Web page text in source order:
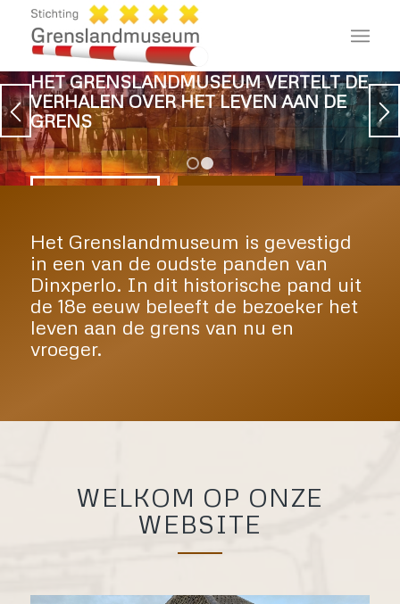
HET GRENSLANDMUSEUM VERTELT DE
VERHALEN OVER HET LEVEN AAN DE
GRENS
1 2
Het Grenslandmuseum is gevestigd
in een van de oudste panden van
Dinxperlo. In dit historische pand uit
de 18e eeuw beleeft de bezoeker het
leven aan de grens van nu en
vroeger.
WELKOM OP ONZE
WEBSITE